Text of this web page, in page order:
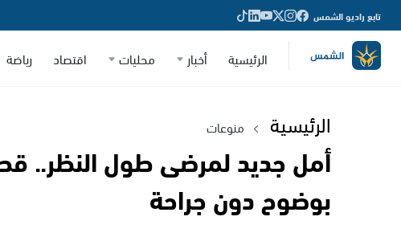
تابع راديو الشمس
الرئيسية أخبار محليات اقتصاد رياضة
الرئيسية منوعات
أمل جديد لمرضى طول النظر..
بوضوح دون جراحة